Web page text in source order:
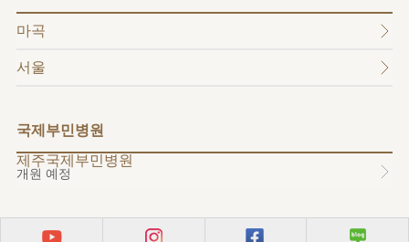
마곡
서울
국제부민병원
제주국제부민병원
개원 예정